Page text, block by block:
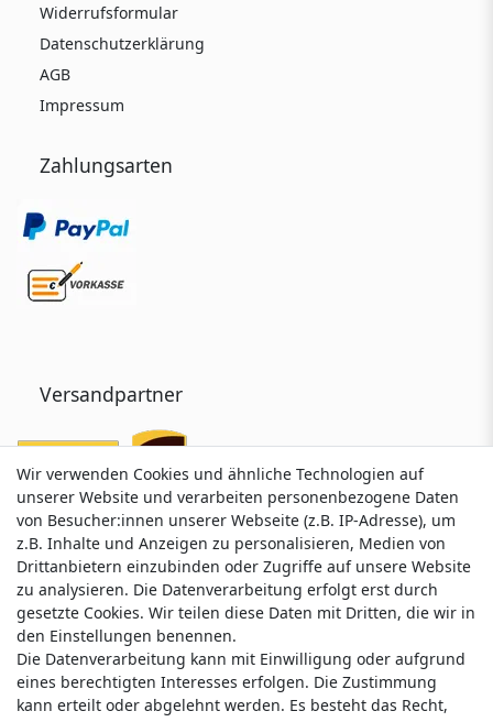
Widerrufsformular
Datenschutzerklärung
AGB
Impressum
Zahlungsarten
Versandpartner
Service & Kontakt
Wünschen Sie einen Rückruf?
service@nawajo.de
Wir verwenden Cookies und ähnliche Technologien auf
unserer Website und verarbeiten personenbezogene Daten
von Besucher:innen unserer Webseite (z.B. IP-Adresse), um
z.B. Inhalte und Anzeigen zu personalisieren, Medien von
Drittanbietern einzubinden oder Zugriffe auf unsere Website
zu analysieren. Die Datenverarbeitung erfolgt erst durch
gesetzte Cookies. Wir teilen diese Daten mit Dritten, die wir in
den Einstellungen benennen.
Die Datenverarbeitung kann mit Einwilligung oder aufgrund
eines berechtigten Interesses erfolgen. Die Zustimmung
kann erteilt oder abgelehnt werden. Es besteht das Recht,
Wir verwenden Cookies und ähnliche Technologien auf
unserer Website und verarbeiten personenbezogene Daten
von Besucher:innen unserer Webseite (z.B. IP-Adresse), um
z.B. Inhalte und Anzeigen zu personalisieren, Medien von
Drittanbietern einzubinden oder Zugriffe auf unsere Website
zu analysieren. Die Datenverarbeitung erfolgt erst durch
gesetzte Cookies. Wir teilen diese Daten mit Dritten, die wir in
den Einstellungen benennen.
Die Datenverarbeitung kann mit Einwilligung oder aufgrund
eines berechtigten Interesses erfolgen. Die Zustimmung
kann erteilt oder abgelehnt werden. Es besteht das Recht,